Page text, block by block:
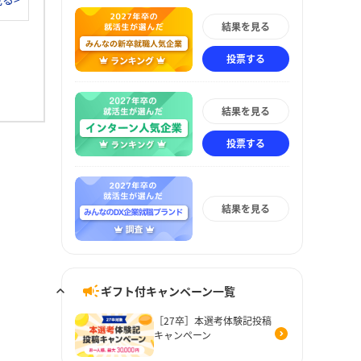
結果を見る
投票する
結果を見る
投票する
結果を見る
ギフト付キャンペーン一覧
［27卒］本選考体験記投稿
キャンペーン